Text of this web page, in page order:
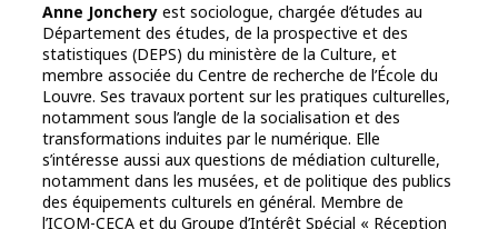
Anne Jonchery est sociologue, chargée d’études au
Département des études, de la prospective et des
statistiques (DEPS) du ministère de la Culture, et
membre associée du Centre de recherche de l’École du
Louvre. Ses travaux portent sur les pratiques culturelles,
notamment sous l’angle de la socialisation et des
transformations induites par le numérique. Elle
s’intéresse aussi aux questions de médiation culturelle,
notamment dans les musées, et de politique des publics
des équipements culturels en général. Membre de
l’ICOM-CECA et du Groupe d’Intérêt Spécial « Réception